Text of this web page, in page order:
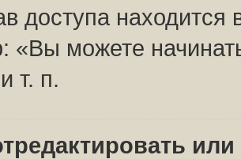
доступа
«Вы можете
т. п.